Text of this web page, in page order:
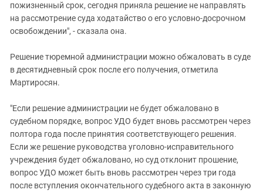
пожизненный срок, сегодня приняла решение не направлять
на рассмотрение суда ходатайство о его условно-досрочном
освобождении", - сказала она.
Решение тюремной администрации можно обжаловать в суде
в десятидневный срок после его получения, отметила
Мартиросян.
"Если решение администрации не будет обжаловано в
судебном порядке, вопрос УДО будет вновь рассмотрен через
полтора года после принятия соответствующего решения.
Если же решение руководства уголовно-исправительного
учреждения будет обжаловано, но суд отклонит прошение,
вопрос УДО может быть вновь рассмотрен через три года
после вступления окончательного судебного акта в законную